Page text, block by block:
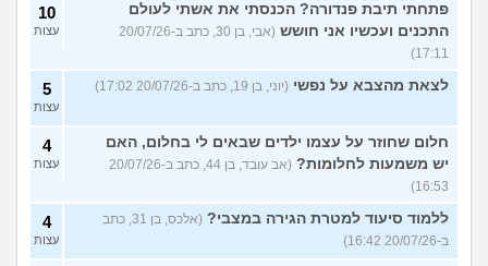
פתחתי תיבת פנדורה? הכנסתי את אשתי לעולם
התכנים ועכשיו אני חושש
(אבי, בן 30, כתב ב-20/07/26
17:11)
10
עצות
לצאת מהצבא על נפשי (יוני, בן 19, כתב ב-20/07/26 17:02) 5
עצות
חלום שחוזר על עצמו ילדים שבאים לי בחלום, האם
יש משמעות לחלומות?
(אב עובד, בן 44, כתב ב-20/07/26
16:53)
4
עצות
ללמוד סיעוד למטרת הגירה במצבי?
(אלכס, בן 31, כתב
ב-20/07/26 16:42)
4
עצות